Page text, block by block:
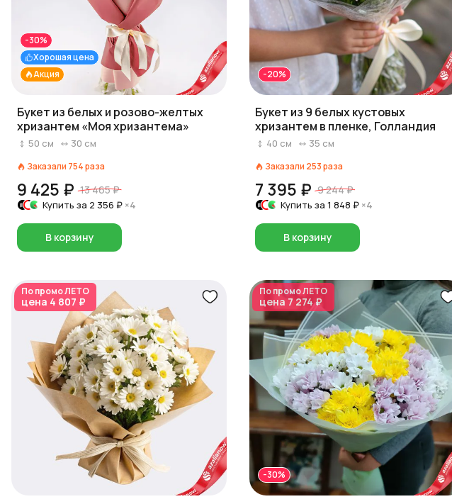
Акция
Хорошая цена
-30%
Букет из белых и розово-желтых
хризантем «Моя хризантема»
50 см 30 см
Заказали 754раза
9 425 ₽ 13 465 ₽
Купить за 2 356 ₽ ×4
В корзину
-20%
Букет из 9 белых кустовых
хризантем в пленке, Голландия
40 см 35 см
Заказали 253раза
7 395 ₽ 9 244 ₽
Купить за 1 848 ₽ ×4
В корзину
По промоЛЕТО
цена 4 807 ₽
По промоЛЕТО
цена 7 274 ₽
-30%